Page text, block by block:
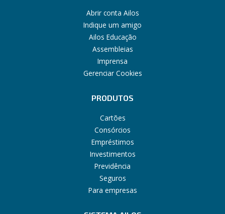
Abrir conta Ailos
Indique um amigo
Ailos Educação
Assembleias
Imprensa
Gerenciar Cookies
PRODUTOS
Cartões
Consórcios
Empréstimos
Investimentos
Previdência
Seguros
Para empresas